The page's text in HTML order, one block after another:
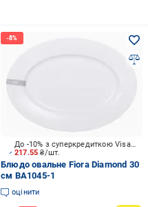
217.55₴/шт.
До -10% з суперкредиткою Visa Вигода
Блюдо овальне Fiora Diamond 30
см BA1045-1
оцінити